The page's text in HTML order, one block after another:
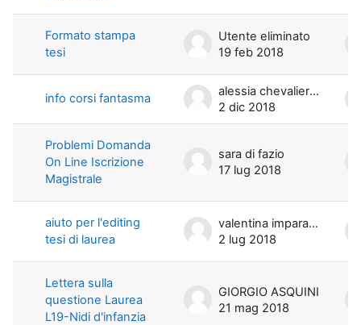
Formato stampa
tesi
Utente eliminato
19 feb 2018
info corsi fantasma
alessia chevalier di miceli
2 dic 2018
Problemi Domanda
On Line Iscrizione
Magistrale
sara di fazio
17 lug 2018
aiuto per l'editing
tesi di laurea
valentina imparato
2 lug 2018
Lettera sulla
questione Laurea
L19-Nidi d'infanzia
GIORGIO ASQUINI
21 mag 2018